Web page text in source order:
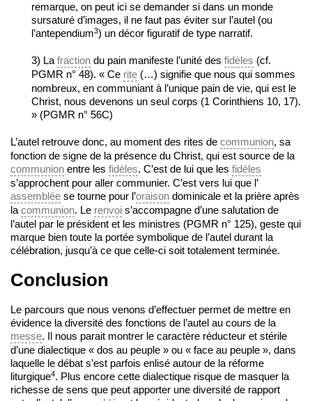
remarque, on peut ici se demander si dans un monde
sursaturé d’images, il ne faut pas éviter sur l’autel (ou
l’antependium3) un décor figuratif de type narratif.
3) La fraction du pain manifeste l’unité des fidèles (cf.
PGMR n° 48). « Ce rite (…) signifie que nous qui sommes
nombreux, en communiant à l’unique pain de vie, qui est le
Christ, nous devenons un seul corps (1 Corinthiens 10, 17).
» (PGMR n° 56C)
L’autel retrouve donc, au moment des rites de communion, sa
fonction de signe de la présence du Christ, qui est source de la
communion entre les fidèles. C’est de lui que les fidèles
s’approchent pour aller communier. C’est vers lui que l’
assemblée se tourne pour l’oraison dominicale et la prière après
la communion. Le renvoi s’accompagne d’une salutation de
l’autel par le président et les ministres (PGMR n° 125), geste qui
marque bien toute la portée symbolique de l’autel durant la
célébration, jusqu’à ce que celle-ci soit totalement terminée.
Conclusion
Le parcours que nous venons d’effectuer permet de mettre en
évidence la diversité des fonctions de l’autel au cours de la
messe. Il nous parait montrer le caractère réducteur et stérile
d’une dialectique « dos au peuple » ou « face au peuple », dans
laquelle le débat s’est parfois enlisé autour de la réforme
liturgique4. Plus encore cette dialectique risque de masquer la
richesse de sens que peut apporter une diversité de rapport